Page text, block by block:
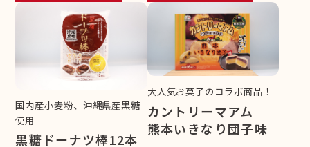
国内産小麦粉、沖縄県産黒糖
使用
黒糖ドーナツ棒12本
大人気お菓子のコラボ商品！
カントリーマアム
熊本いきなり団子味